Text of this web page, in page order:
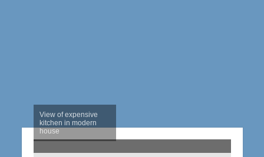
View of expensive
kitchen in modern
house